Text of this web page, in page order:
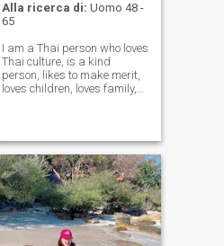
Alla ricerca di: Uomo 48 -
65
I am a Thai person who loves
Thai culture, is a kind
person, likes to make merit,
loves children, loves family,
words, is friendly, calm and
friendly to everyone.